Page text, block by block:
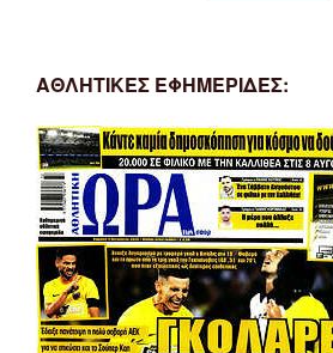
ΑΘΛΗΤΙΚΕΣ ΕΦΗΜΕΡΙΔΕΣ: